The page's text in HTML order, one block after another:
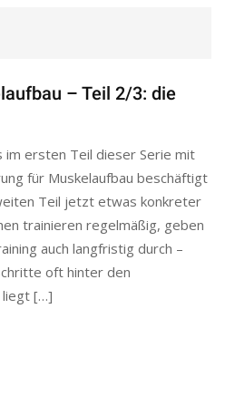
– Teil 2/3: die
im ersten Teil dieser Serie mit
für Muskelaufbau beschäftigt
Teil jetzt etwas konkreter
trainieren regelmäßig, geben
auch langfristig durch –
oft hinter den
liegt […]